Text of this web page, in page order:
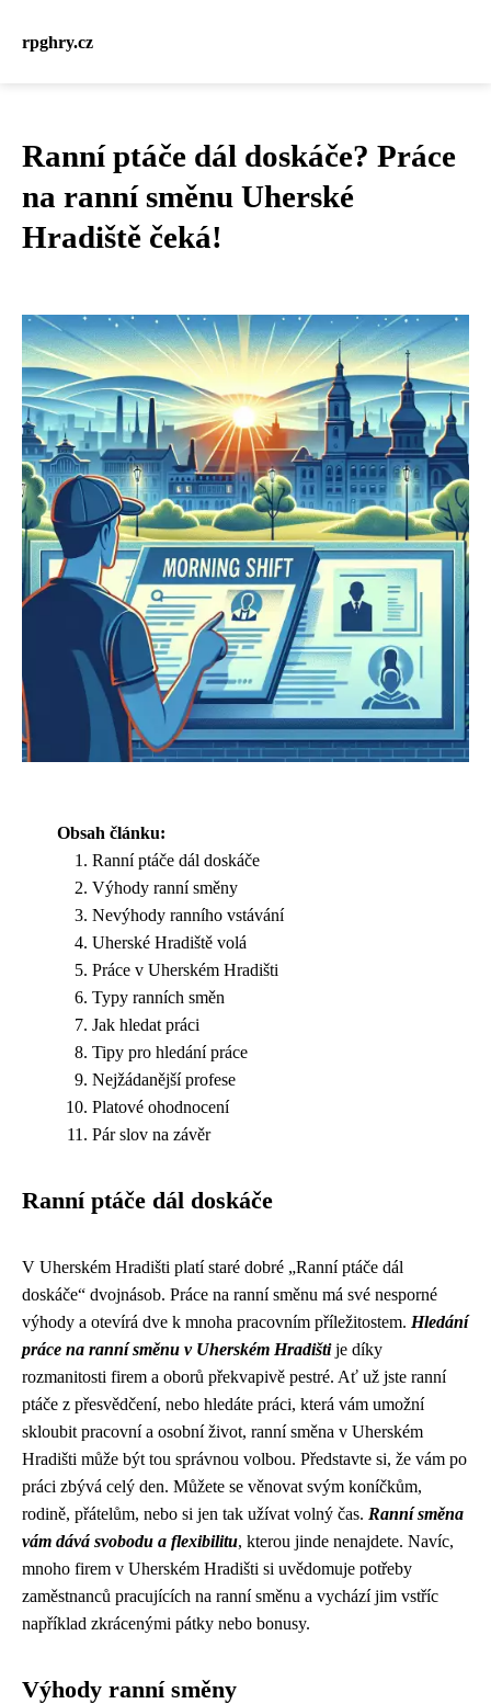
rpghry.cz
Ranní ptáče dál doskáče? Práce
na ranní směnu Uherské
Hradiště čeká!
Obsah článku:
Ranní ptáče dál doskáče
Výhody ranní směny
Nevýhody ranního vstávání
Uherské Hradiště volá
Práce v Uherském Hradišti
Typy ranních směn
Jak hledat práci
Tipy pro hledání práce
Nejžádanější profese
Platové ohodnocení
Pár slov na závěr
Ranní ptáče dál doskáče
V Uherském Hradišti platí staré dobré „Ranní ptáče dál
doskáče“ dvojnásob. Práce na ranní směnu má své nesporné
výhody a otevírá dve k mnoha pracovním příležitostem. Hledání
práce na ranní směnu v Uherském Hradištije díky
rozmanitosti firem a oborů překvapivě pestré. Ať už jste ranní
ptáče z přesvědčení, nebo hledáte práci, která vám umožní
skloubit pracovní a osobní život, ranní směna v Uherském
Hradišti může být tou správnou volbou. Představte si, že vám po
práci zbývá celý den. Můžete se věnovat svým koníčkům,
rodině, přátelům, nebo si jen tak užívat volný čas. Ranní směna
vám dává svobodu a flexibilitu, kterou jinde nenajdete. Navíc,
mnoho firem v Uherském Hradišti si uvědomuje potřeby
zaměstnanců pracujících na ranní směnu a vychází jim vstříc
například zkrácenými pátky nebo bonusy.
Výhody ranní směny